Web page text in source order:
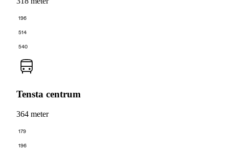
196
514
540
Tensta centrum
364 meter
179
196